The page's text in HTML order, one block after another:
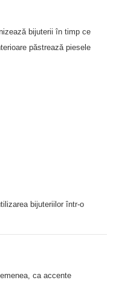
bijuterii în timp ce
păstrează piesele
bijuteriilor într-o
ca accente